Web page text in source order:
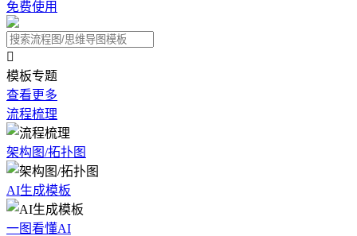
免费使用

模板专题
查看更多
流程梳理
架构图/拓扑图
AI生成模板
一图看懂AI